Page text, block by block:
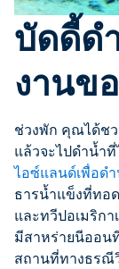
บัดดี้ด
งานข
ช่วงพัก คุณได้ชว
แล้วจะไปดำน้ำ
ไอซ์แลนด์เพื่อด
ธารน้ำแข็งที่ทอ
และทวีปอเมริก
มีสาหร่ายนีออน
สถานที่ทางธร